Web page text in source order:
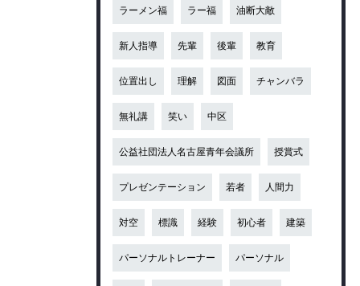
ラーメン福 ラー福 油断大敵
新人指導 先輩 後輩 教育
位置出し 理解 図面 チャンバラ
無礼講 笑い 中区
公益社団法人名古屋青年会議所 授賞式
プレゼンテーション 若者 人間力
対空 標識 経験 初心者 建築
パーソナルトレーナー パーソナル